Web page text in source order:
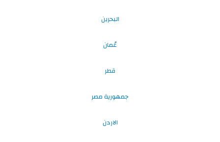
البحرين
عُمان
قطر
جمهورية مصر
الاردن